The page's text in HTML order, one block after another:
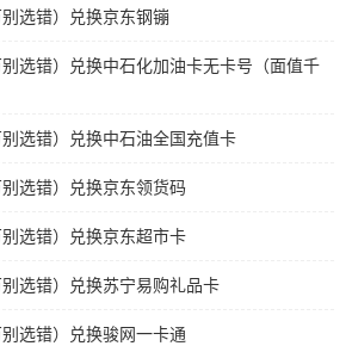
选错）兑换京东钢镚
选错）兑换中石化加油卡无卡号（面值千
选错）兑换中石油全国充值卡
选错）兑换京东领货码
选错）兑换京东超市卡
选错）兑换苏宁易购礼品卡
选错）兑换骏网一卡通